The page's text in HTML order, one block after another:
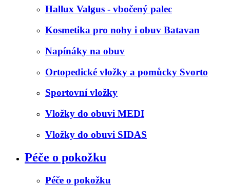
Hallux Valgus - vbočený palec
Kosmetika pro nohy i obuv Batavan
Napínáky na obuv
Ortopedické vložky a pomůcky Svorto
Sportovní vložky
Vložky do obuvi MEDI
Vložky do obuvi SIDAS
Péče o pokožku
Péče o pokožku